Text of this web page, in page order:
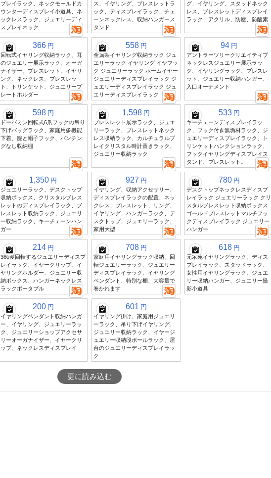
プレイラック、ネックモールドカ
ウンターディスプレイ小道具、ネ
ックレスラック、ジュエリーディ
スプレイネック
ス、イヤリング、ブレスレットラ
ック、ディスプレイラック、チェ
ーンネックレス、収納ハンガース
タンド
グ、イヤリング、スタッドネック
レス、ブレスレットディスプレイ
ラック、アクリル、防塵、防酸素
366 円
回転式イヤリング収納ラック、耳
のジュエリー展示ラック、オーガ
ナイザー、ブレスレット、イヤリ
ング、ネックレス、ブレスレッ
ト、トリンケット、ジュエリープ
レートホルダー
558 円
金属製イヤリング収納ラック ジュ
エリーラック イヤリング イヤフッ
ク ジュエリーラック ホームイヤー
ジュエリーディスプレイラック ジ
ュエリーディスプレイラック ジュ
エリーディスプレイラック
94 円
アントラーツリークリエイティブ
ネックレスジュエリー展示ラッ
ク、イヤリングラック、ブレスレ
ット、ジュエリー収納ハンガー、
入口オーナメント
598 円
ドーパミン回転式6爪フックの吊り
下げバッグラック、家庭用多機能
下着、服と帽子フック、パンチン
グなし収納棚
1,598 円
ブレスレット展示ラック、ジュエ
リーラック、ブレスレットネック
レス収納ラック、カルチュラルプ
レイクリスタル時計置きラック、
ジュエリー収納ラック
533 円
キーチェーンディスプレイラッ
ク、フック付き無垢材ラック、ジ
ュエリーディスプレイラック、ト
リンケットハンクションラック、
フックイヤリングディスプレイス
タンド、ブレスレット。
1,350 円
ジュエリーラック、デスクトップ
収納ボックス、クリスタルブレス
レットのディスプレイラック、ブ
レスレット収納ラック、ジュエリ
ー収納ラック、キーチェーンハン
ガー
927 円
イヤリング、収納アクセサリー、
ディスプレイラックの配置、ネッ
クレス、ブレスレット、リング、
イヤリング、ハンガーラック、デ
スクトップ、ジュエリーラック、
家用大型
780 円
デスクトップネックレスディスプ
レイラック ジュエリーラック クリ
スタルブレスレット収納ボックス
ゴールドブレスレットマルチフッ
クディスプレイラック ジュエリー
ハンガー
214 円
360度回転するジュエリーディスプ
レイラック、イヤークリップ、イ
ヤリングホルダー、ジュエリー収
納ボックス、ハンガーネックレス
ラックポータブル
708 円
家庭用イヤリングラック収納、回
転ジュエリーラック、ジュエリー
ディスプレイラック、イヤリング
ペンダント、特別な棚、大容量で
巻かれます
618 円
元木苑イヤリングラック、ディス
プレイラック、スタッドラック、
女性用イヤリングラック、ジュエ
リー収納ハンガー、ジュエリー撮
影小道具
200 円
イヤリングペンダント収納ハンガ
ー、イヤリング、ジュエリーラッ
ク、ジュエリーショップアクセサ
リーオーガナイザー、イヤークリ
ップ、ネックレスディスプレイ
601 円
イヤリング掛け、家庭用ジュエリ
ーラック、吊り下げイヤリング、
ジュエリー収納ラック、イヤージ
ュエリー収納段ボールラック、屋
台のジュエリーディスプレイラッ
ク
更に読み込む